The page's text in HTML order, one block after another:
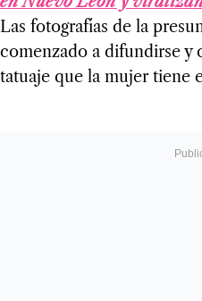
Las fotografías de la
comenzado a difundirse y
tatuaje que la mujer tiene